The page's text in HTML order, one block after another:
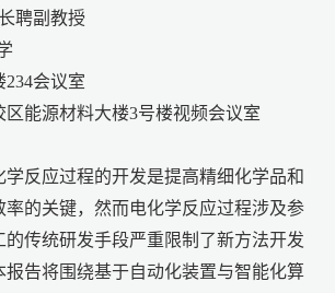
长聘副教授
234会议室
区能源材料大楼3号楼视频会议室
学反应过程的开发是提高精细化学品和
率的关键，然而电化学反应过程涉及参
的传统研发手段严重限制了新方法开发
报告将围绕基于自动化装置与智能化算